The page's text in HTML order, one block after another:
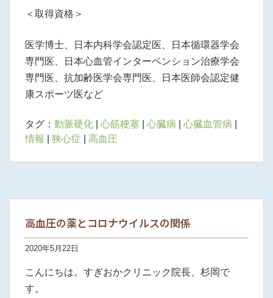
＜取得資格＞
医学博士、日本内科学会認定医、日本循環器学会
専門医、日本心血管インターベンション治療学会
専門医、抗加齢医学会専門医、日本医師会認定健
康スポーツ医など
タグ： 動脈硬化 心筋梗塞 心臓病 心臓血管病
情報
狭心症 高血圧
高血圧の薬とコロナウイルスの関係
2020年5月22日
こんにちは。すぎおかクリニック院長、杉岡で
す。